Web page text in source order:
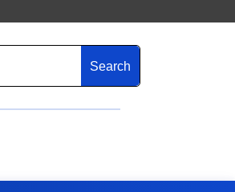
Search